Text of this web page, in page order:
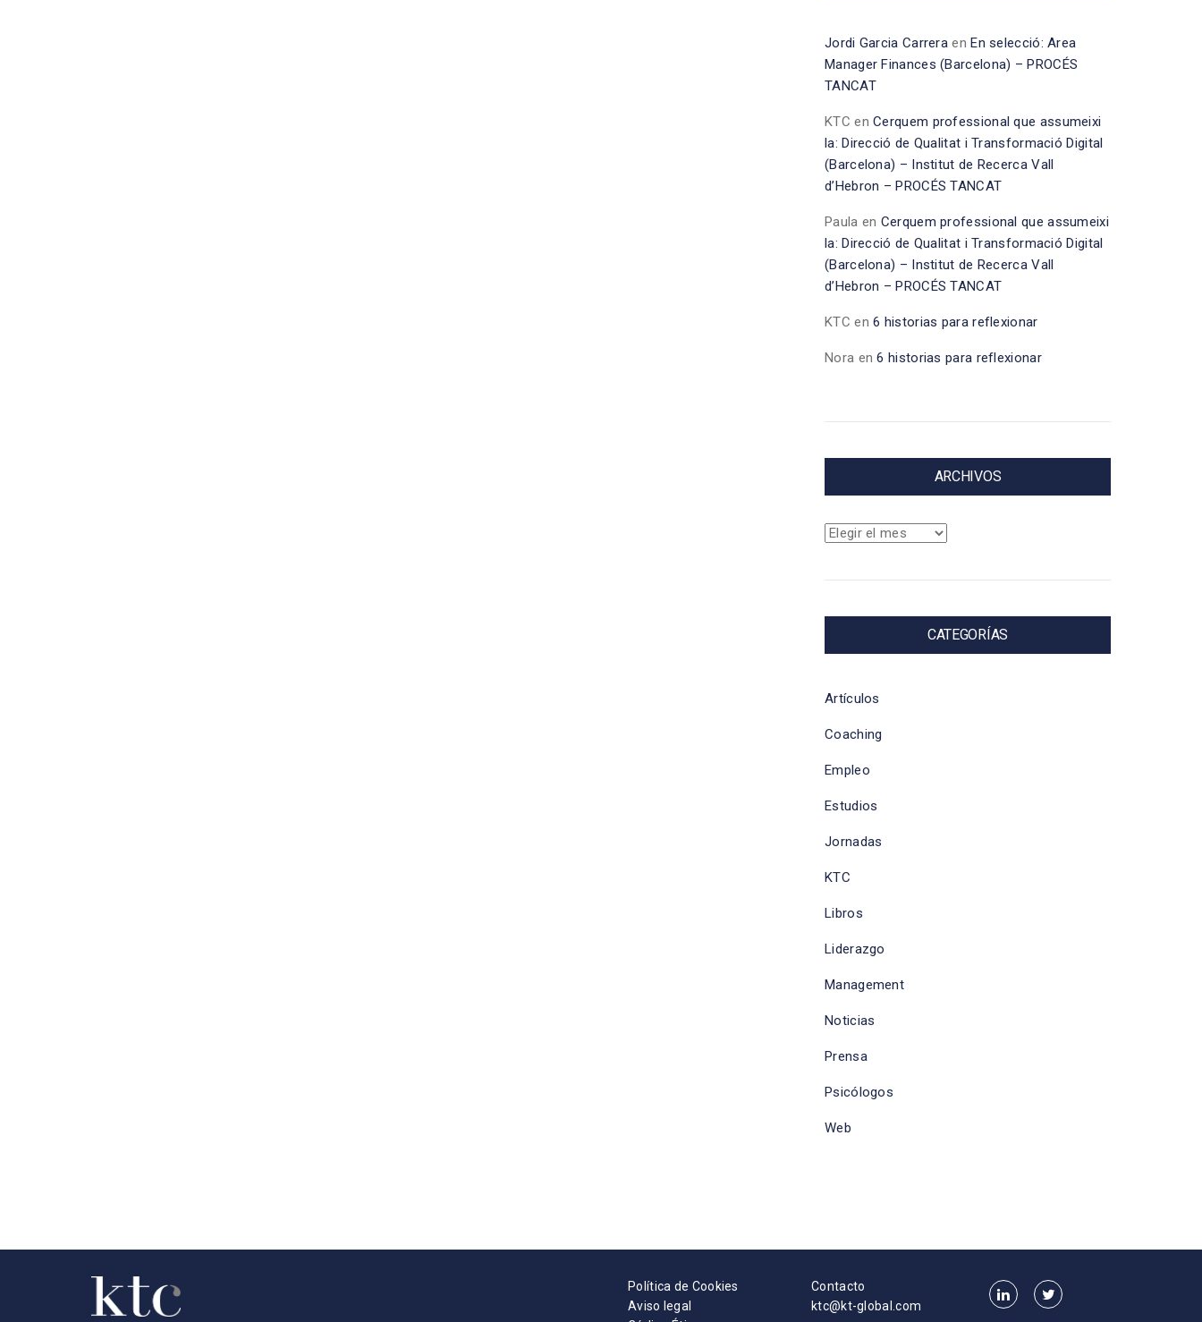
Jordi Garcia Carrera enEn selecció: Area
Manager Finances (Barcelona) – PROCÉS
TANCAT
KTC enCerquem professional que assumeixi
la: Direcció de Qualitat i Transformació Digital
(Barcelona) – Institut de Recerca Vall
d’Hebron – PROCÉS TANCAT
Paula en Cerquem professional que assumeixi
la: Direcció de Qualitat i Transformació Digital
(Barcelona) – Institut de Recerca Vall
d’Hebron – PROCÉS TANCAT
KTC en6 historias para reflexionar
Nora en6 historias para reflexionar
ARCHIVOS
Archivos
CATEGORÍAS
Artículos
Coaching
Empleo
Estudios
Jornadas
KTC
Libros
Liderazgo
Management
Noticias
Prensa
Psicólogos
Web
Política de Cookies
Aviso legal
Contacto
ktc@kt-global.com